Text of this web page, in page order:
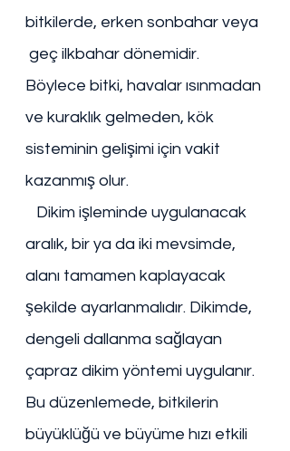
bitkilerde, erken sonbahar veya
geç ilkbahar dönemidir.
Böylece bitki, havalar ısınmadan
ve kuraklık gelmeden, kök
sisteminin gelişimi için vakit
kazanmış olur.
aralık, bir ya da iki mevsimde,
alanı tamamen kaplayacak
şekilde ayarlanmalıdır. Dikimde,
dengeli dallanma sağlayan
çapraz dikim yöntemi uygulanır.
Bu düzenlemede, bitkilerin
büyüklüğü ve büyüme hızı etkili